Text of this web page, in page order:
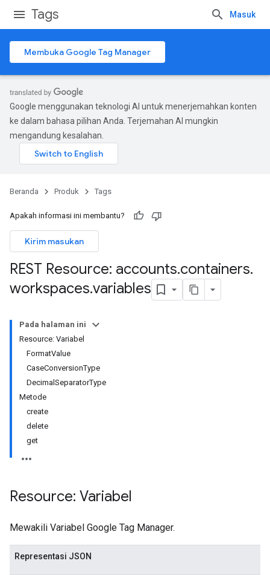
Tags Masuk
Membuka Google Tag Manager
Google menggunakan teknologi AI untuk menerjemahkan konten
ke dalam bahasa pilihan Anda. Terjemahan AI mungkin
mengandung kesalahan.
Beranda Produk Tags
Apakah informasi ini membantu?
Kirim masukan
REST Resource: accounts.containers.
workspaces.variables
Pada halaman ini
Resource: Variabel
FormatValue
CaseConversionType
DecimalSeparatorType
Metode
create
delete
get
Resource: Variabel
Mewakili Variabel Google Tag Manager.
Representasi JSON